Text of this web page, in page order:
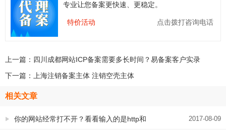
专业让您备案更快速、更稳定。
特价活动 点击拨打咨询电话
上一篇： 四川成都网站ICP备案需要多长时间？易备案客户实录
下一篇：
上海注销备案主体 注销空壳主体
相关文章
2017-08-09
你的网站经常打不开？看看输入的是http和